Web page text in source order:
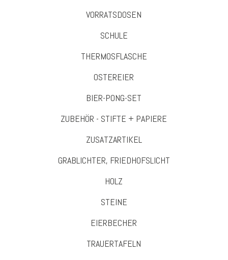
VORRATSDOSEN
SCHULE
THERMOSFLASCHE
OSTEREIER
BIER-PONG-SET
ZUBEHÖR - STIFTE + PAPIERE
ZUSATZARTIKEL
GRABLICHTER, FRIEDHOFSLICHT
HOLZ
STEINE
EIERBECHER
TRAUERTAFELN